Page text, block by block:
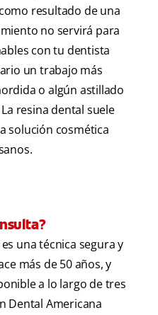
resultado de una
no servirá para
con tu dentista
un trabajo más
o algún astillado
resina dental suele
solución cosmética
una técnica segura y
más de 50 años, y
a lo largo de tres
Dental Americana